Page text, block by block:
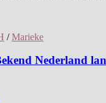
/Marieke
Nederland